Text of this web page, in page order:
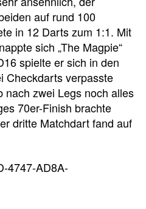
auf rund 100
in 12 Darts zum 1:1. Mit
sich „The Magpie“
spielte er sich in den
Checkdarts verpasste
nach zwei Legs noch alles
70er-Finish brachte
dritte Matchdart fand auf
4747-AD8A-